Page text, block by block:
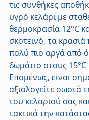
τις συνθήκες
υγρό κελάρι με
θερμοκρασία 12°C
σκοτεινό, τα
πολύ πιο αργά από
δωμάτιο στους 15°C
Επομένως, είναι
αξιολογείτε σωστά
του κελαριού σας
τακτικά την